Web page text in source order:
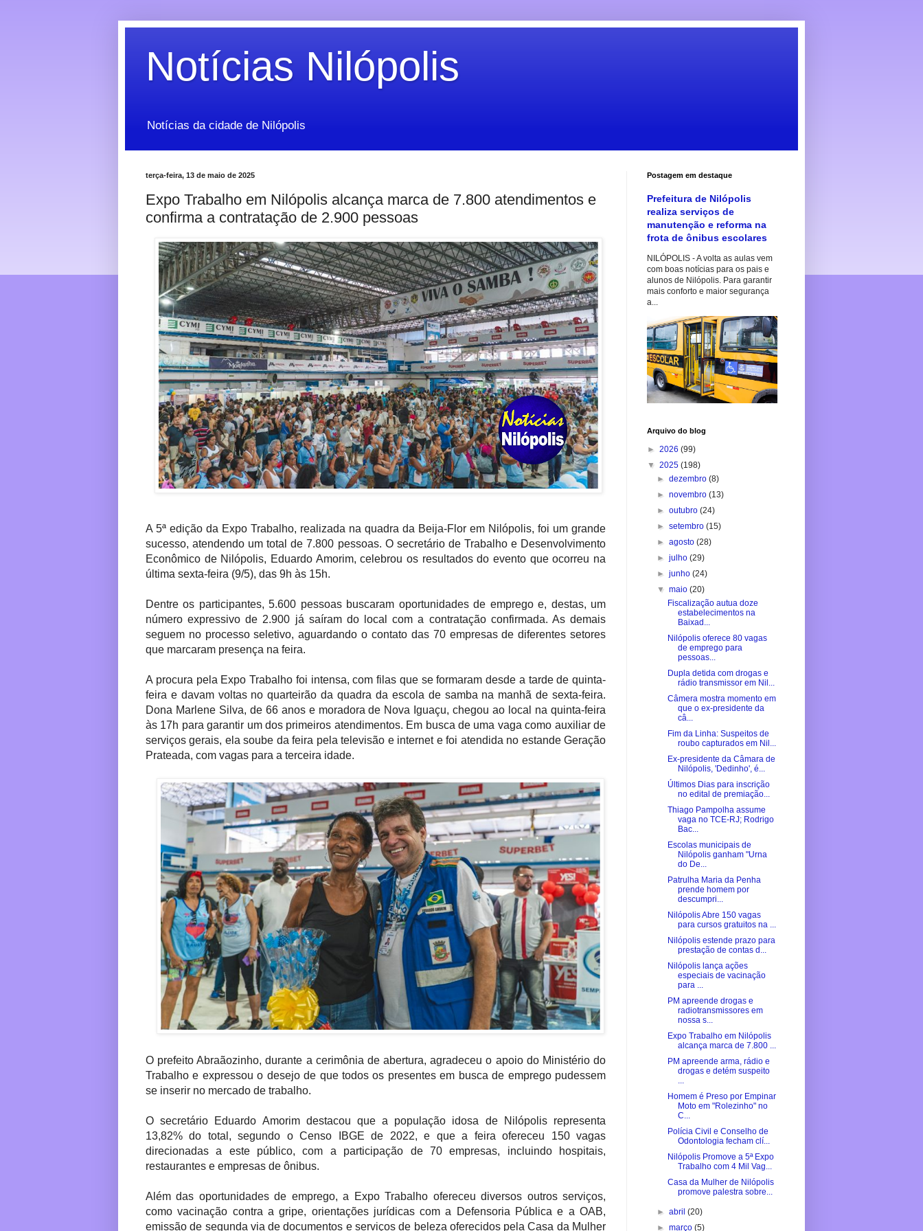
Notícias Nilópolis
Notícias da cidade de Nilópolis
terça-feira, 13 de maio de 2025
Expo Trabalho em Nilópolis alcança marca de 7.800 atendimentos e
confirma a contratação de 2.900 pessoas
A 5ª edição da Expo Trabalho, realizada na quadra da Beija-Flor em Nilópolis, foi um grande
sucesso, atendendo um total de 7.800 pessoas. O secretário de Trabalho e Desenvolvimento
Econômico de Nilópolis, Eduardo Amorim, celebrou os resultados do evento que ocorreu na
última sexta-feira (9/5), das 9h às 15h.
Dentre os participantes, 5.600 pessoas buscaram oportunidades de emprego e, destas, um
número expressivo de 2.900 já saíram do local com a contratação confirmada. As demais
seguem no processo seletivo, aguardando o contato das 70 empresas de diferentes setores
que marcaram presença na feira.
A procura pela Expo Trabalho foi intensa, com filas que se formaram desde a tarde de quinta-
feira e davam voltas no quarteirão da quadra da escola de samba na manhã de sexta-feira.
Dona Marlene Silva, de 66 anos e moradora de Nova Iguaçu, chegou ao local na quinta-feira
às 17h para garantir um dos primeiros atendimentos. Em busca de uma vaga como auxiliar de
serviços gerais, ela soube da feira pela televisão e internet e foi atendida no estande Geração
Prateada, com vagas para a terceira idade.
O prefeito Abraãozinho, durante a cerimônia de abertura, agradeceu o apoio do Ministério do
Trabalho e expressou o desejo de que todos os presentes em busca de emprego pudessem
se inserir no mercado de trabalho.
O secretário Eduardo Amorim destacou que a população idosa de Nilópolis representa
13,82% do total, segundo o Censo IBGE de 2022, e que a feira ofereceu 150 vagas
direcionadas a este público, com a participação de 70 empresas, incluindo hospitais,
restaurantes e empresas de ônibus.
Além das oportunidades de emprego, a Expo Trabalho ofereceu diversos outros serviços,
como vacinação contra a gripe, orientações jurídicas com a Defensoria Pública e a OAB,
emissão de segunda via de documentos e serviços de beleza oferecidos pela Casa da Mulher
Postagem em destaque
Prefeitura de Nilópolis
realiza serviços de
manutenção e reforma na
frota de ônibus escolares
NILÓPOLIS - A volta as aulas vem
com boas notícias para os pais e
alunos de Nilópolis. Para garantir
mais conforto e maior segurança
a...
Arquivo do blog
► 2026 (99)
▼ 2025 (198)
►dezembro(8)
►novembro(13)
►outubro(24)
►setembro(15)
►agosto(28)
►julho(29)
►junho(24)
▼maio(20)
Fiscalização autua doze
estabelecimentos na
Baixad...
Nilópolis oferece 80 vagas
de emprego para
pessoas...
Dupla detida com drogas e
rádio transmissor em Nil...
Câmera mostra momento em
que o ex-presidente da
câ...
Fim da Linha: Suspeitos de
roubo capturados em Nil...
Ex-presidente da Câmara de
Nilópolis, 'Dedinho', é...
Últimos Dias para inscrição
no edital de premiação...
Thiago Pampolha assume
vaga no TCE-RJ; Rodrigo
Bac...
Escolas municipais de
Nilópolis ganham "Urna
do De...
Patrulha Maria da Penha
prende homem por
descumpri...
Nilópolis Abre 150 vagas
para cursos gratuitos na ...
Nilópolis estende prazo para
prestação de contas d...
Nilópolis lança ações
especiais de vacinação
para ...
PM apreende drogas e
radiotransmissores em
nossa s...
Expo Trabalho em Nilópolis
alcança marca de 7.800 ...
PM apreende arma, rádio e
drogas e detém suspeito
...
Homem é Preso por Empinar
Moto em "Rolezinho" no
C...
Polícia Civil e Conselho de
Odontologia fecham clí...
Nilópolis Promove a 5ª Expo
Trabalho com 4 Mil Vag...
Casa da Mulher de Nilópolis
promove palestra sobre...
►abril(20)
►março(5)